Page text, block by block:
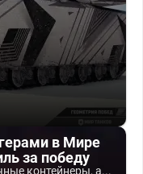
в Мире
за победу
контейнеры, а...